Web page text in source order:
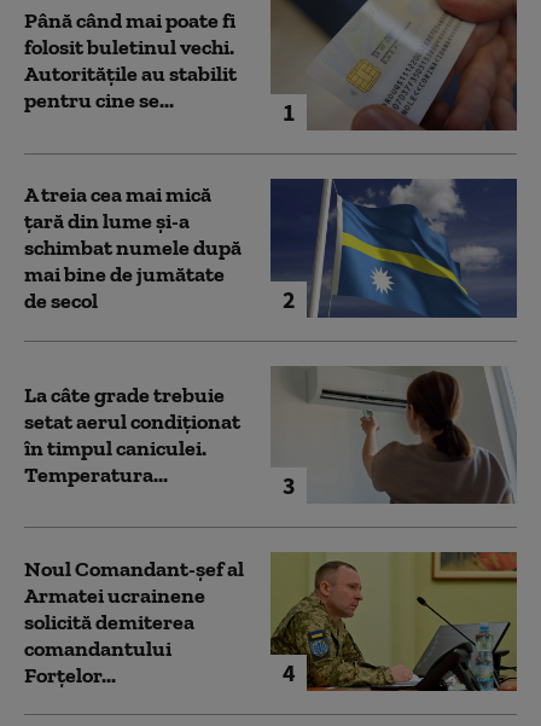
1
Până când mai poate fi
folosit buletinul vechi.
Autoritățile au stabilit
pentru cine se...
2
A treia cea mai mică
țară din lume și-a
schimbat numele după
mai bine de jumătate
de secol
3
La câte grade trebuie
setat aerul condiționat
în timpul caniculei.
Temperatura...
4
Noul Comandant-șef al
Armatei ucrainene
solicită demiterea
comandantului
Forțelor...